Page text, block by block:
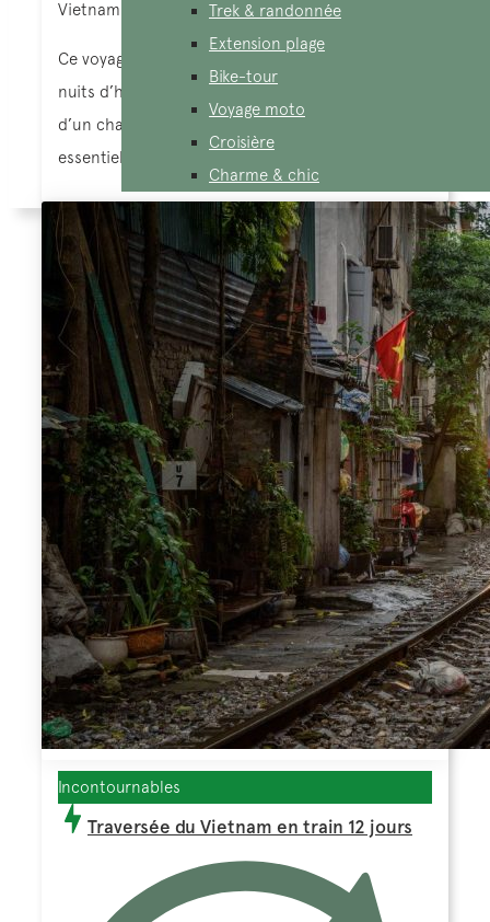
Trek & randonnée
Extension plage
Bike-tour
Voyage moto
Croisière
Charme & chic
Vietnam du Nord au Sud
Ce voyage « Vietnam en Liberté » vous offre des
nuits d’hôtel ainsi que les services d’un guide et
d’un chauffeur uniquement pendant les jours
essentiels.
Incontournables
Traversée du Vietnam en train 12 jours